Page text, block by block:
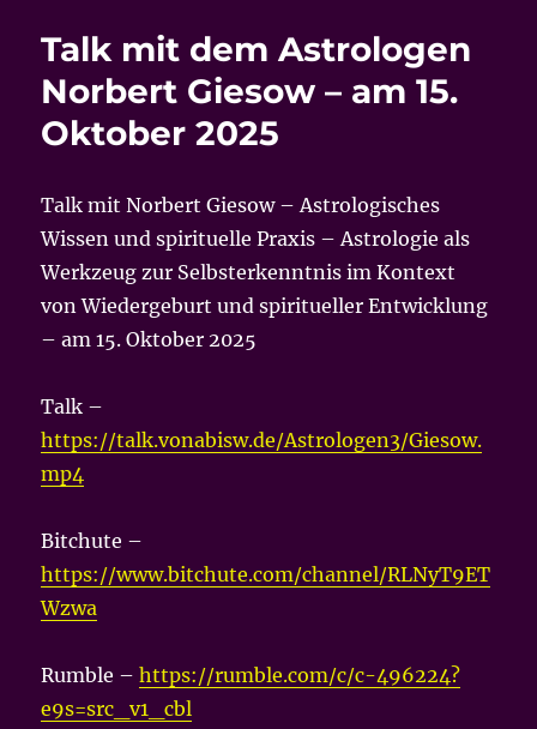
Talk mit dem Astrologen
Norbert Giesow – am 15.
Oktober 2025
Talk mit Norbert Giesow – Astrologisches
Wissen und spirituelle Praxis – Astrologie als
Werkzeug zur Selbsterkenntnis im Kontext
von Wiedergeburt und spiritueller Entwicklung
– am 15. Oktober 2025
Talk –
https://talk.vonabisw.de/Astrologen3/Giesow.
mp4
Bitchute –
https://www.bitchute.com/channel/RLNyT9ET
Wzwa
Rumble –https://rumble.com/c/c-496224?
e9s=src_v1_cbl